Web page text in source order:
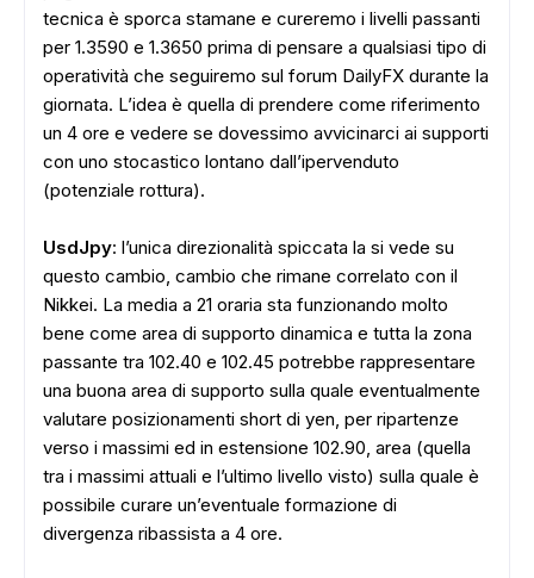
tecnica è sporca stamane e cureremo i livelli passanti
per 1.3590 e 1.3650 prima di pensare a qualsiasi tipo di
operatività che seguiremo sul forum DailyFX durante la
giornata. L’idea è quella di prendere come riferimento
un 4 ore e vedere se dovessimo avvicinarci ai supporti
con uno stocastico lontano dall’ipervenduto
(potenziale rottura).
UsdJpy: l’unica direzionalità spiccata la si vede su
questo cambio, cambio che rimane correlato con il
Nikkei. La media a 21 oraria sta funzionando molto
bene come area di supporto dinamica e tutta la zona
passante tra 102.40 e 102.45 potrebbe rappresentare
una buona area di supporto sulla quale eventualmente
valutare posizionamenti short di yen, per ripartenze
verso i massimi ed in estensione 102.90, area (quella
tra i massimi attuali e l’ultimo livello visto) sulla quale è
possibile curare un’eventuale formazione di
divergenza ribassista a 4 ore.